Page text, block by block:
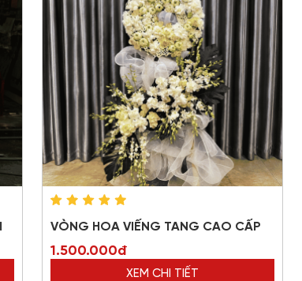
VÒNG HOA VIẾNG TANG CAO CẤP
1.500.000đ
XEM CHI TIẾT